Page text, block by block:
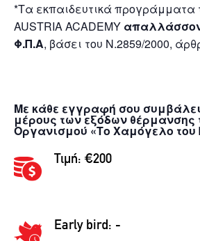
*Τα εκπαιδευτικά προγράμματα
AUSTRIA ACADEMY
Φ.Π.Α, βάσει του Ν.2859/2000,
Με κάθε εγγραφή σου
μέρους των εξόδων θέρμανσης
Οργανισμού «Το Χαμόγελο του
Τιμή: €200
Early bird: -